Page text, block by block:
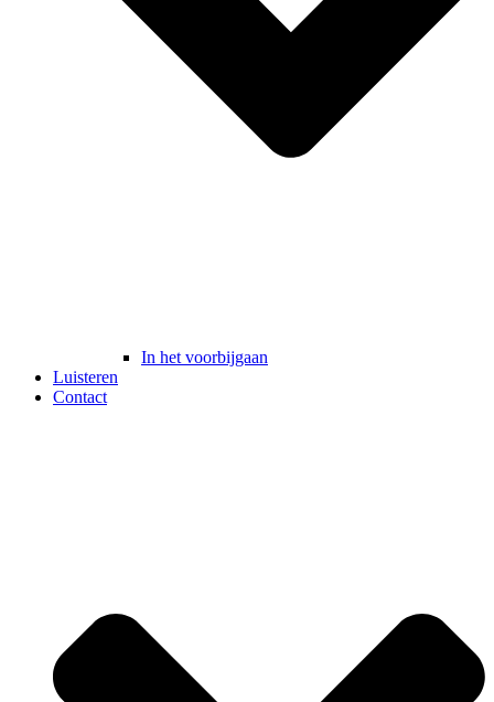
In het voorbijgaan
Luisteren
Contact